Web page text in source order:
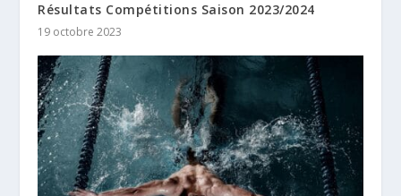
Résultats Compétitions Saison 2023/2024
19 octobre 2023